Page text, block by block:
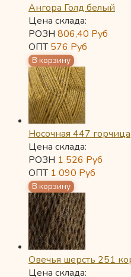
Ангора Голд белый
Цена склада:
РОЗН 806,40 Руб
ОПТ576 Руб
Носочная 447 горчица
Цена склада:
РОЗН 1 526 Руб
ОПТ 1 090 Руб
Овечья шерсть 251
Цена склада: